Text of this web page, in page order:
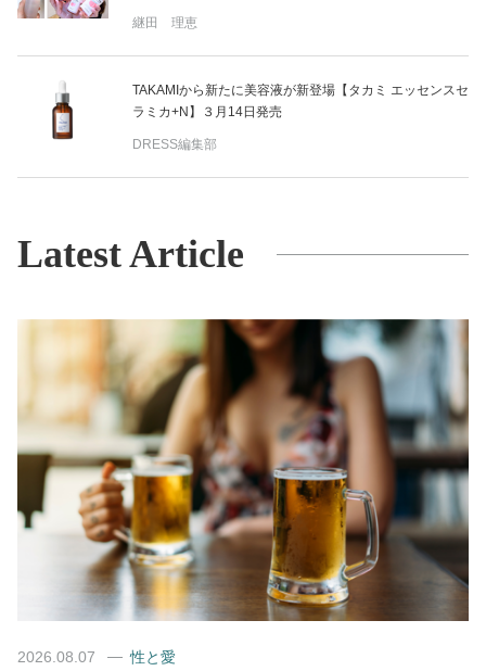
継田 理恵
TAKAMIから新たに美容液が新登場【タカミ エッセンスセ
ラミカ+N】３月14日発売
DRESS編集部
Latest Article
2026.08.07 性と愛